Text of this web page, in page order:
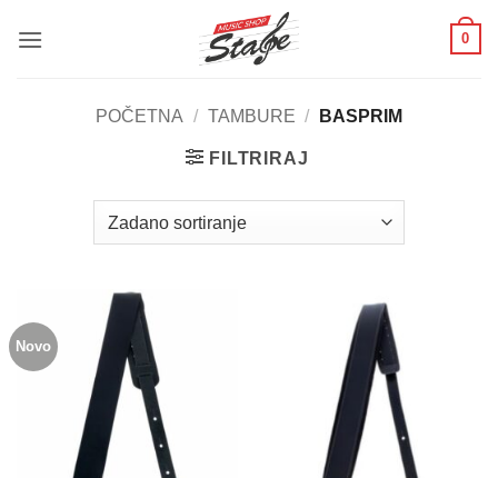
0
POČETNA / TAMBURE / BASPRIM
FILTRIRAJ
Novo